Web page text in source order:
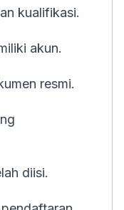
kualifikasi.
akun.
resmi.
diisi.